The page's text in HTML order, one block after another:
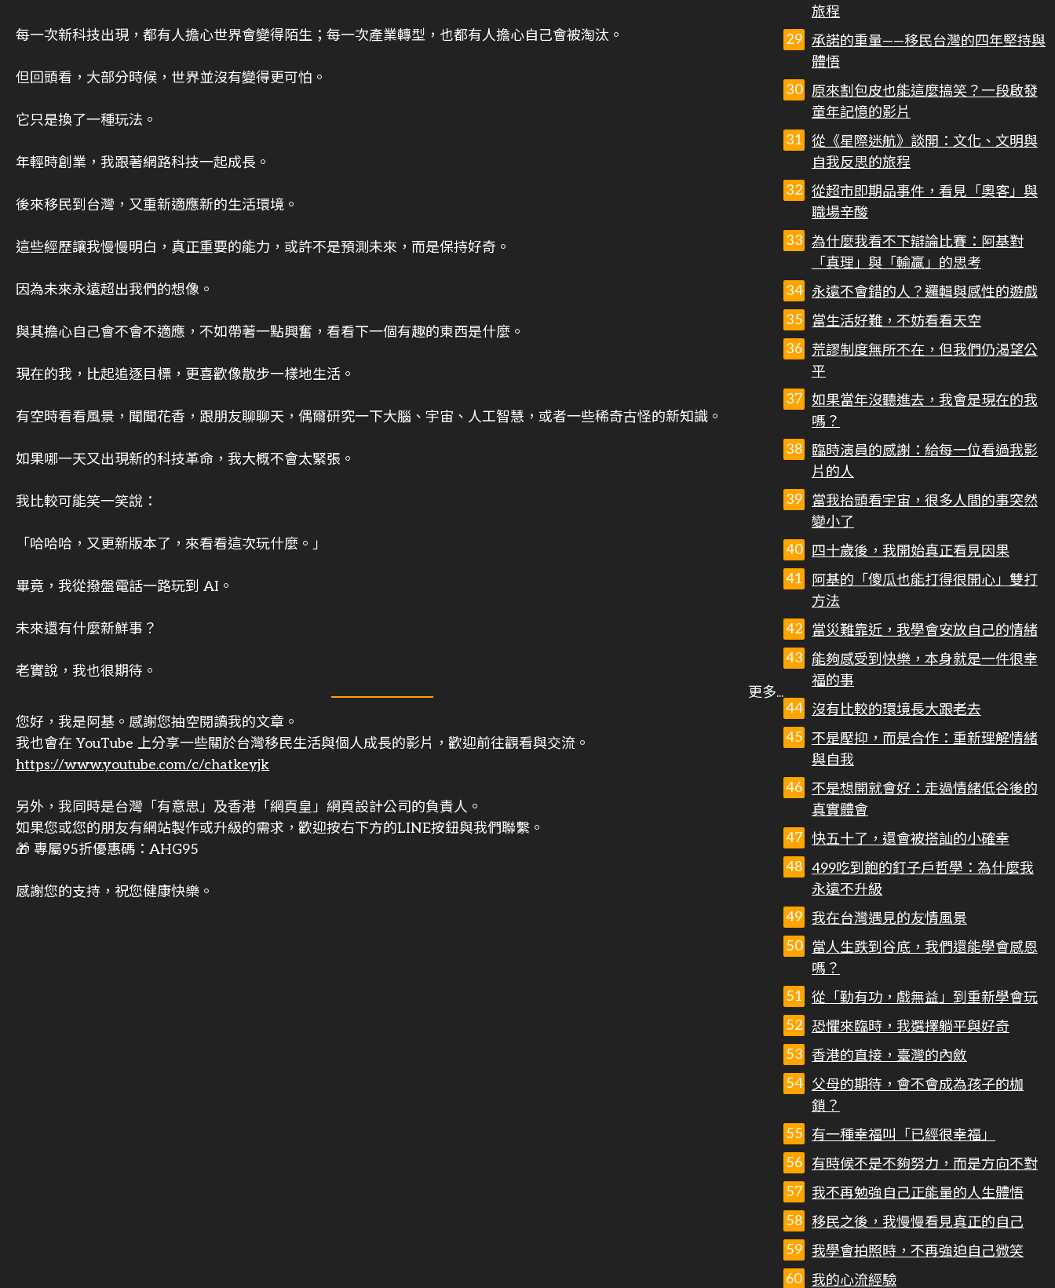
每一次新科技出現，都有人擔心世界會變得陌生；每一次產業轉型，也都有人擔心自己會被淘汰。
但回頭看，大部分時候，世界並沒有變得更可怕。
它只是換了一種玩法。
年輕時創業，我跟著網路科技一起成長。
後來移民到台灣，又重新適應新的生活環境。
這些經歷讓我慢慢明白，真正重要的能力，或許不是預測未來，而是保持好奇。
因為未來永遠超出我們的想像。
與其擔心自己會不會不適應，不如帶著一點興奮，看看下一個有趣的東西是什麼。
現在的我，比起追逐目標，更喜歡像散步一樣地生活。
有空時看看風景，聞聞花香，跟朋友聊聊天，偶爾研究一下大腦、宇宙、人工智慧，或者一些稀奇古怪的新知識。
如果哪一天又出現新的科技革命，我大概不會太緊張。
我比較可能笑一笑說：
「哈哈哈，又更新版本了，來看看這次玩什麼。」
畢竟，我從撥盤電話一路玩到 AI。
未來還有什麼新鮮事？
老實說，我也很期待。
您好，我是阿基。感謝您抽空閱讀我的文章。
我也會在 YouTube 上分享一些關於台灣移民生活與個人成長的影片，歡迎前往觀看與交流。
https://www.youtube.com/c/chatkeyjk
另外，我同時是台灣「有意思」及香港「網頁皇」網頁設計公司的負責人。
如果您或您的朋友有網站製作或升級的需求，歡迎按右下方的LINE按鈕與我們聯繫。
🎁 專屬95折優惠碼：AHG95
感謝您的支持，祝您健康快樂。
旅程
承諾的重量——移民台灣的四年堅持與
體悟
原來割包皮也能這麼搞笑？一段啟發
童年記憶的影片
從《星際迷航》談開：文化、文明與
自我反思的旅程
從超市即期品事件，看見「奧客」與
職場辛酸
為什麼我看不下辯論比賽：阿基對
「真理」與「輸贏」的思考
永遠不會錯的人？邏輯與感性的遊戲
當生活好難，不妨看看天空
荒謬制度無所不在，但我們仍渴望公
平
如果當年沒聽進去，我會是現在的我
嗎？
臨時演員的感謝：給每一位看過我影
片的人
當我抬頭看宇宙，很多人間的事突然
變小了
四十歲後，我開始真正看見因果
阿基的「傻瓜也能打得很開心」雙打
方法
當災難靠近，我學會安放自己的情緒
能夠感受到快樂，本身就是一件很幸
福的事
沒有比較的環境長大跟老去
不是壓抑，而是合作：重新理解情緒
與自我
不是想開就會好：走過情緒低谷後的
真實體會
快五十了，還會被搭訕的小確幸
499吃到飽的釘子戶哲學：為什麼我
永遠不升級
我在台灣遇見的友情風景
當人生跌到谷底，我們還能學會感恩
嗎？
從「勤有功，戲無益」到重新學會玩
恐懼來臨時，我選擇躺平與好奇
香港的直接，臺灣的內斂
父母的期待，會不會成為孩子的枷
鎖？
有一種幸福叫「已經很幸福」
有時候不是不夠努力，而是方向不對
我不再勉強自己正能量的人生體悟
移民之後，我慢慢看見真正的自己
我學會拍照時，不再強迫自己微笑
我的心流經驗